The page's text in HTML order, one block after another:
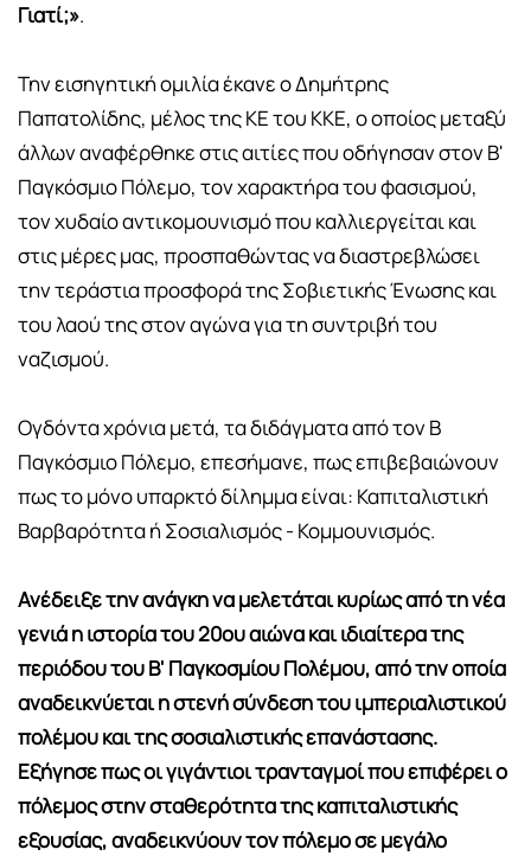
Γιατί;».
Την εισηγητική ομιλία έκανε ο Δημήτρης
Παπατολίδης, μέλος της ΚΕ του ΚΚΕ, ο οποίος μεταξύ
άλλων αναφέρθηκε στις αιτίες που οδήγησαν στον Β'
Παγκόσμιο Πόλεμο, τον χαρακτήρα του φασισμού,
τον χυδαίο αντικομουνισμό που καλλιεργείται και
στις μέρες μας, προσπαθώντας να διαστρεβλώσει
την τεράστια προσφορά της Σοβιετικής Ένωσης και
του λαού της στον αγώνα για τη συντριβή του
ναζισμού.
Ογδόντα χρόνια μετά, τα διδάγματα από τον Β
Παγκόσμιο Πόλεμο, επεσήμανε, πως επιβεβαιώνουν
πως το μόνο υπαρκτό δίλημμα είναι: Καπιταλιστική
Βαρβαρότητα ή Σοσιαλισμός - Κομμουνισμός.
Ανέδειξε την ανάγκη να μελετάται κυρίως από τη νέα
γενιά η ιστορία του 20ου αιώνα και ιδιαίτερα της
περιόδου του Β' Παγκοσμίου Πολέμου, από την οποία
αναδεικνύεται η στενή σύνδεση του ιμπεριαλιστικού
πολέμου και της σοσιαλιστικής επανάστασης.
Εξήγησε πως οι γιγάντιοι τρανταγμοί που επιφέρει ο
πόλεμος στην σταθερότητα της καπιταλιστικής
εξουσίας, αναδεικνύουν τον πόλεμο σε μεγάλο